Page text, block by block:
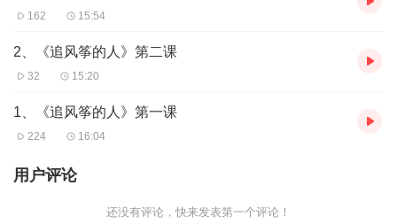
162 15:54
2、《追风筝的人》第二课
32 15:20
1、《追风筝的人》第一课
224 16:04
用户评论
还没有评论，快来发表第一个评论！